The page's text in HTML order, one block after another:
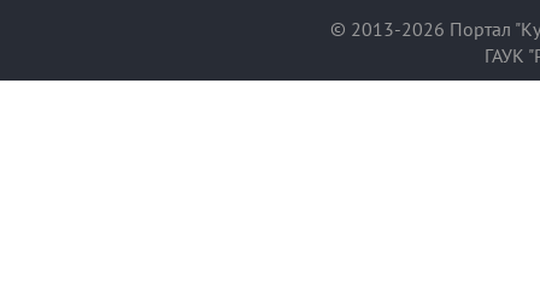
© 2013-2026 Портал
ГАУК